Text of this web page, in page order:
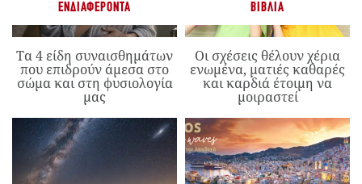
ΕΝΔΙΑΦΈΡΟΝΤΑ
Τα 4 είδη συναισθημάτων
που επιδρούν άμεσα στο
σώμα και στη φυσιολογία
μας
ΒΙΒΛΊΑ
Οι σχέσεις θέλουν χέρια
ενωμένα, ματιές καθαρές
και καρδιά έτοιμη να
μοιραστεί